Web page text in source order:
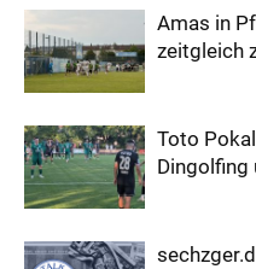
Amas in
zeitgleich
Toto
Dingolfing